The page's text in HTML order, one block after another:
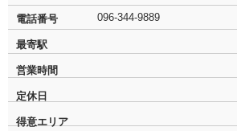
電話番号 096-344-9889
最寄駅
営業時間
定休日
得意エリア